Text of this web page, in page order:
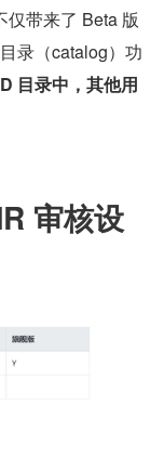
带来了 Beta 版
录（catalog）功
目录中，其他用
审核设